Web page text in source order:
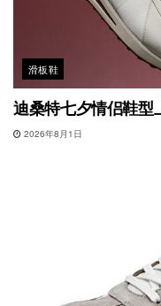
滑板鞋
迪桑特七夕情侣鞋型
2026年8月1日